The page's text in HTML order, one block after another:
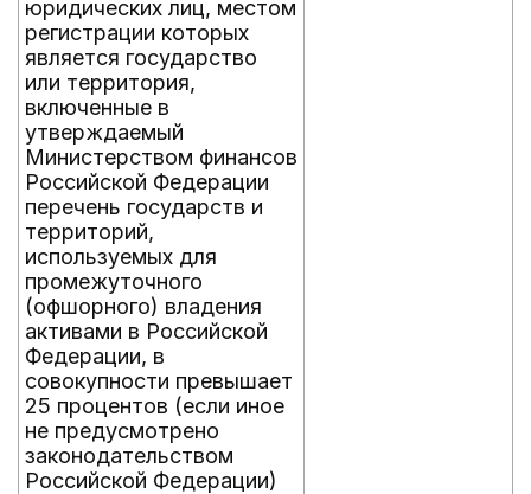
юридических лиц, местом
регистрации которых
является государство
или территория,
включенные в
утверждаемый
Министерством финансов
Российской Федерации
перечень государств и
территорий,
используемых для
промежуточного
(офшорного) владения
активами в Российской
Федерации, в
совокупности превышает
25 процентов (если иное
не предусмотрено
законодательством
Российской Федерации)